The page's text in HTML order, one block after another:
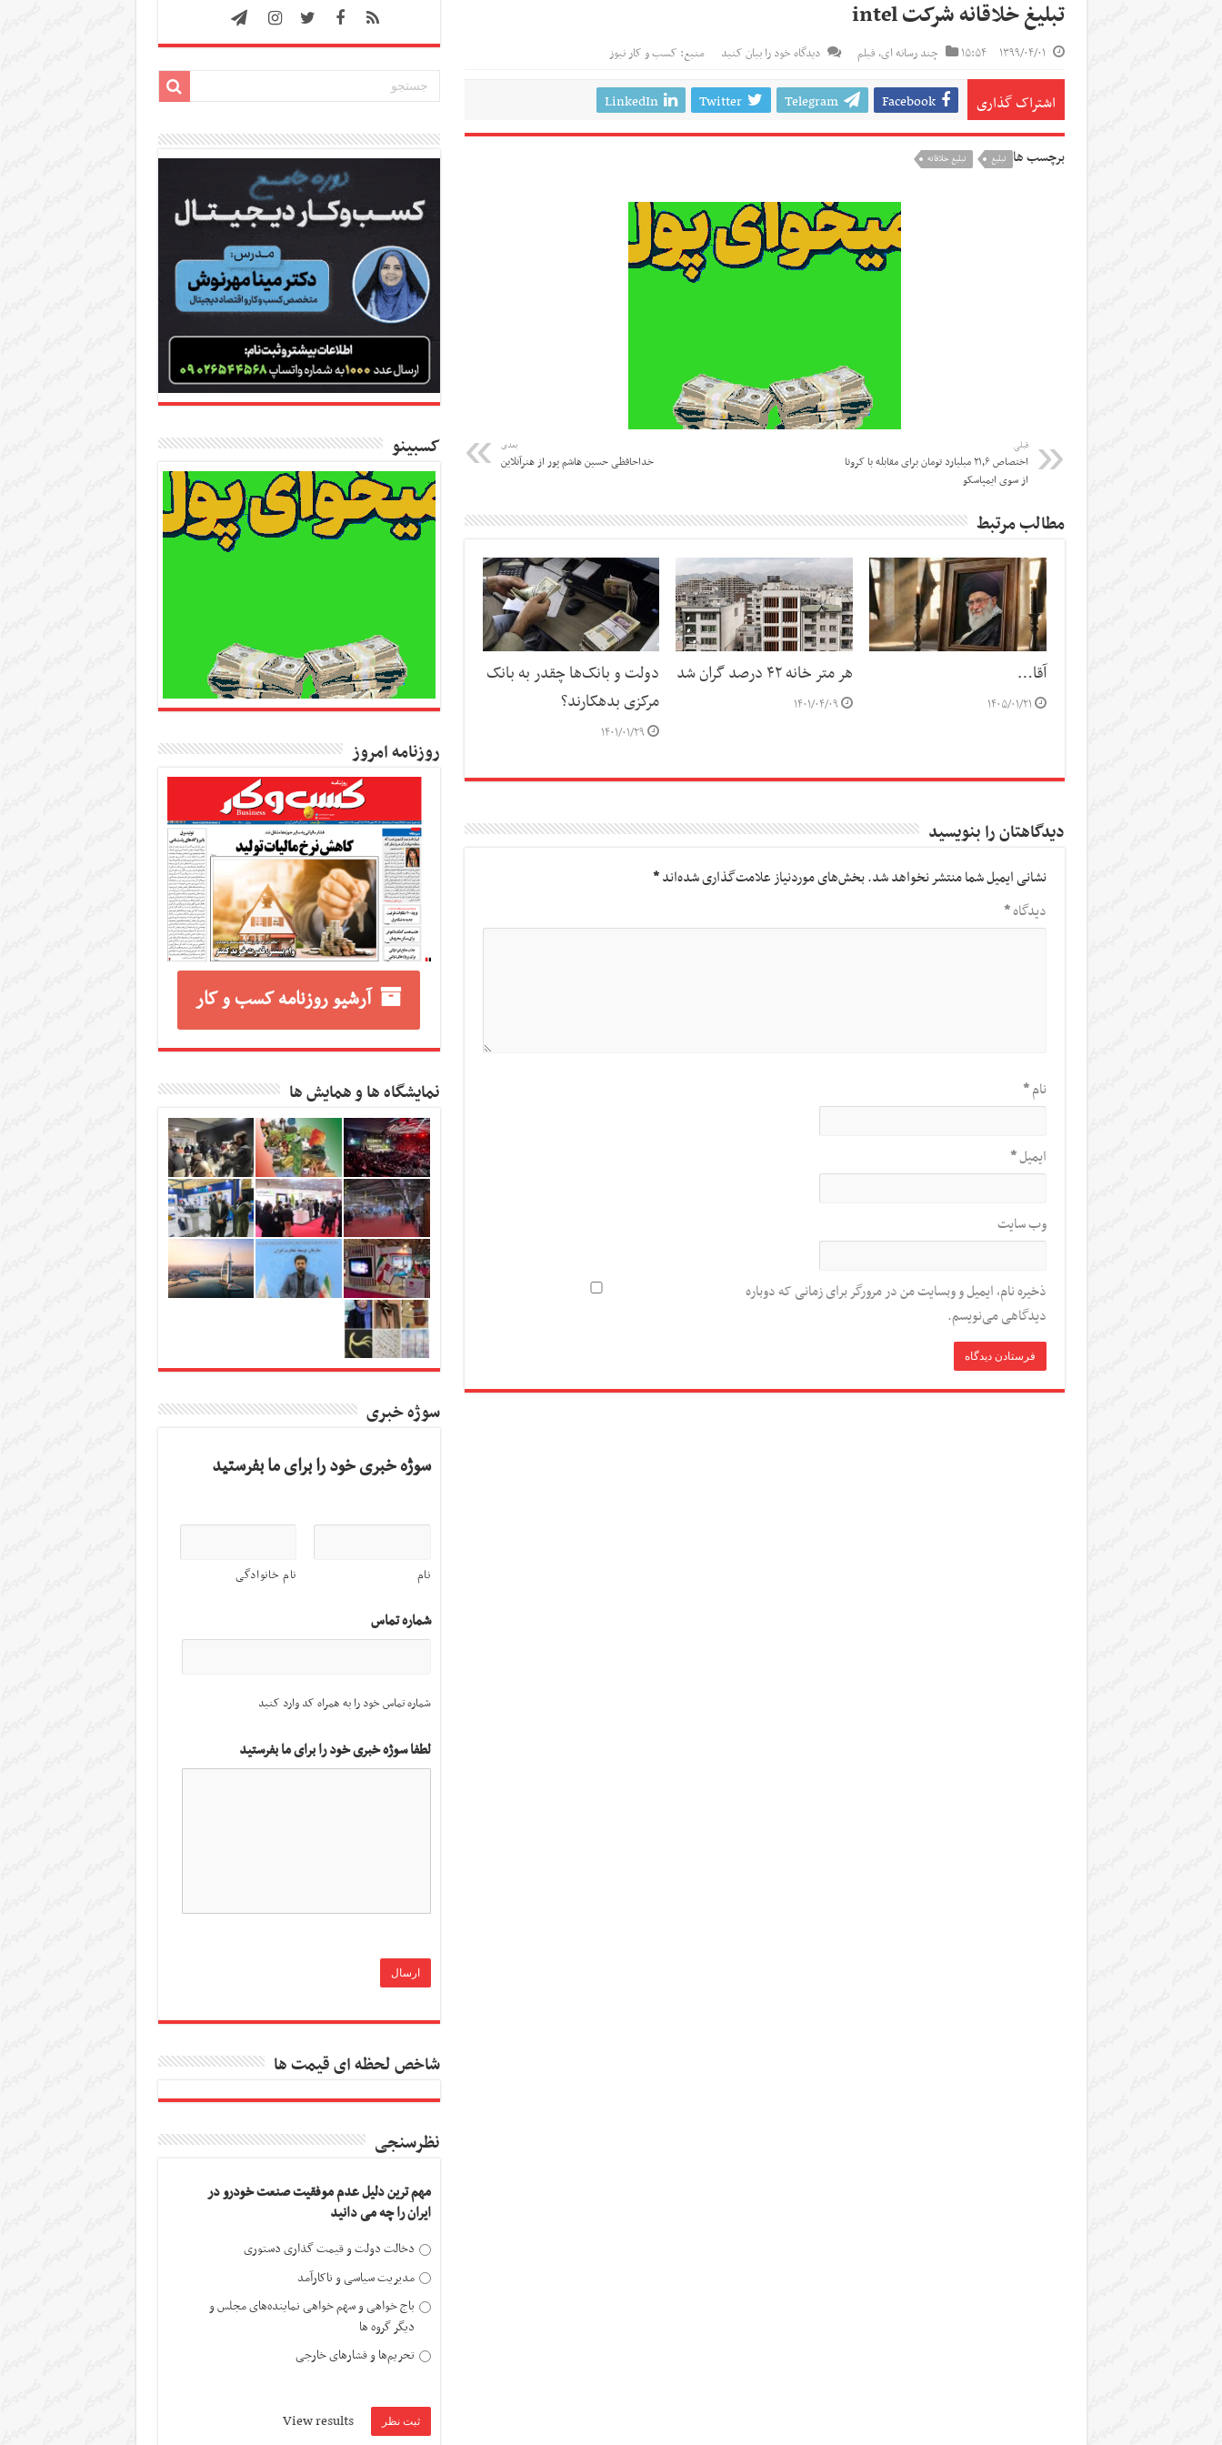
تبلیغ خلاقانه شرکت intel
۱۳۹۹/۰۴/۰۱ ۱۵:۵۴ چند رسانه ای, فیلم دیدگاه خود را بیان کنید منبع: کسب و کار نیوز
اشتراک گذاری Facebook
Telegram
Twitter
LinkedIn
برچسب ها تبلیغ تبلیغ خلاقانه
قبلی
اختصاص ۲۱٫۶ میلیارد تومان برای مقابله با کرونا
از سوی ایمپاسکو
بعدی
خداحافظی حسین هاشم پور از هنرآنلاین
مطالب مرتبط
آقا…
۱۴۰۵/۰۱/۲۱
هر متر خانه ۴۲ درصد گران شد
۱۴۰۱/۰۴/۰۹
دولت و بانک‌ها چقدر به بانک
مرکزی بدهکارند؟
۱۴۰۱/۰۱/۲۹
دیدگاهتان را بنویسید
نشانی ایمیل شما منتشر نخواهد شد.بخش‌های موردنیاز علامت‌گذاری شده‌اند*
دیدگاه*
نام*
ایمیل*
وب‌ سایت
ذخیره نام، ایمیل و وبسایت من در مرورگر برای زمانی که دوباره
دیدگاهی می‌نویسم.
کسبینو
روزنامه امروز
آرشیو روزنامه کسب و کار
نمایشگاه ها و همایش ها
سوژه خبری
سوژه خبری خود را برای ما بفرستید
نام نام خانوادگی
شماره تماس
شماره تماس خود را به همراه کد وارد کنید
لطفا سوژه خبری خود را برای ما بفرستید
شاخص لحظه ای قیمت ها
نظرسنجی
مهم ترین دلیل عدم موفقیت صنعت خودرو در
ایران را چه می دانید
دخالت دولت و قیمت گذاری دستوری
مدیریت سیاسی و ناکارآمد
باج خواهی و سهم خواهی نماینده‌های مجلس و
دیگر گروه ها
تحریم‌ها و فشارهای خارجی
View results